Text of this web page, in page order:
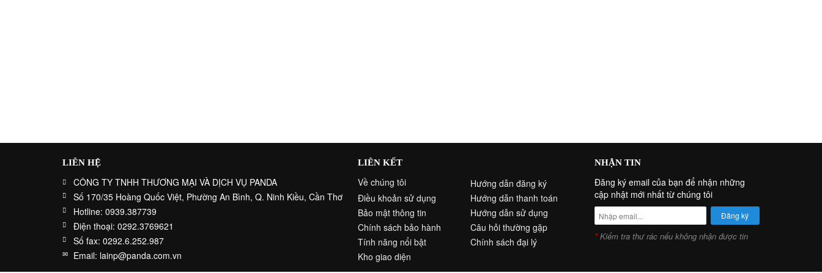
LIÊN HỆ
CÔNG TY TNHH THƯƠNG MẠI VÀ DỊCH VỤ PANDA
Số 170/35 Hoàng Quốc Việt, Phường An Bình, Q. Ninh Kiều, Cần Thơ
Hotline: 0939.387739
Điện thoại: 0292.3769621
Số fax: 0292.6.252.987
Email: lainp@panda.com.vn
LIÊN KẾT
Về chúng tôi
Hướng dẫn đăng ký
Điều khoản sử dụng
Hướng dẫn thanh toán
Bảo mật thông tin
Hướng dẫn sử dụng
Chính sách bảo hành
Câu hỏi thường gặp
Tính năng nổi bật
Chính sách đại lý
Kho giao diện
NHẬN TIN
Đăng ký email của bạn để nhận những
cập nhật mới nhất từ chúng tôi
*Kiểm tra thư rác nếu không nhận được tin